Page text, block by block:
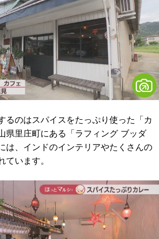
るのはスパイスをたっぷり使った「カ
県里庄町にある「ラフィング ブッダ
は、インドのインテリアやたくさんの
ています。